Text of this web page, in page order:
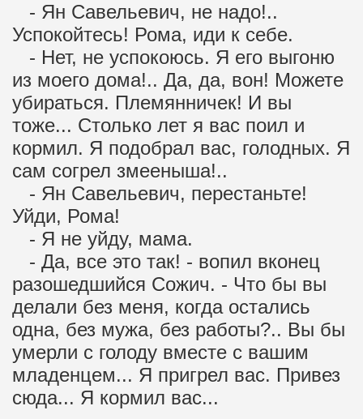
- Ян Савельевич, не надо!..
Успокойтесь! Рома, иди к себе.
- Нет, не успокоюсь. Я его выгоню
из моего дома!.. Да, да, вон! Можете
убираться. Племянничек! И вы
тоже... Столько лет я вас поил и
кормил. Я подобрал вас, голодных. Я
сам согрел змееныша!..
- Ян Савельевич, перестаньте!
Уйди, Рома!
- Я не уйду, мама.
- Да, все это так! - вопил вконец
разошедшийся Сожич. - Что бы вы
делали без меня, когда остались
одна, без мужа, без работы?.. Вы бы
умерли с голоду вместе с вашим
младенцем... Я пригрел вас. Привез
сюда... Я кормил вас...